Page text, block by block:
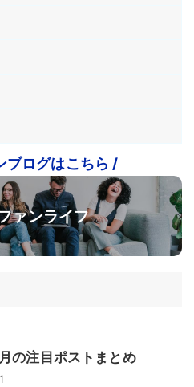
ブログはこちら /
ァンライフ
の注目ポストまとめ